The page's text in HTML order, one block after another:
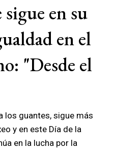
en su
en el
"Desde el
los guantes, sigue más
y en este Día de la
en la lucha por la